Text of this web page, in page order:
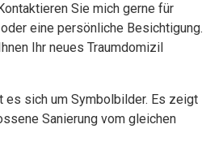
Sie mich gerne für
eine persönliche Besichtigung.
Ihr neues Traumdomizil
es sich um Symbolbilder. Es zeigt
Sanierung vom gleichen